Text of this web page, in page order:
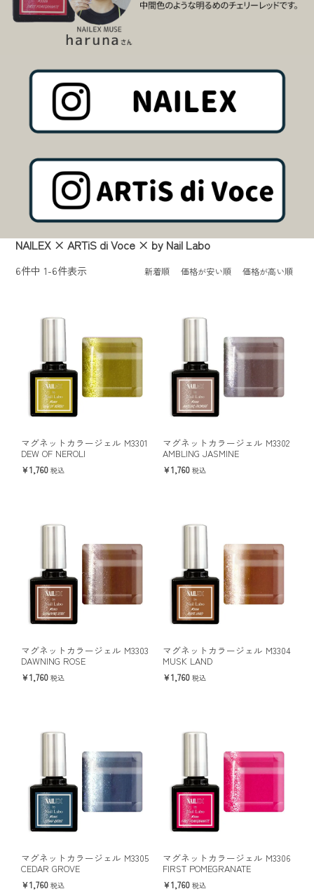
NAILEX × ARTiS di Voce × by Nail Labo
新着順 価格が安い順 価格が高い順
6件中 1-6件表示
マグネットカラージェル M3301
DEW OF NEROLI
1,760 税込
マグネットカラージェル M3302
AMBLING JASMINE
1,760 税込
マグネットカラージェル M3303
DAWNING ROSE
1,760 税込
マグネットカラージェル M3304
MUSK LAND
1,760 税込
マグネットカラージェル M3305
CEDAR GROVE
1,760 税込
マグネットカラージェル M3306
FIRST POMEGRANATE
1,760 税込